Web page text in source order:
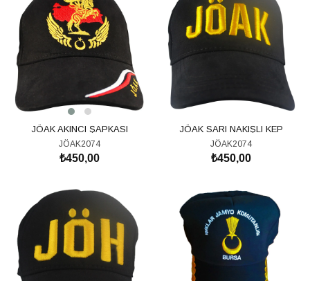
JÖAK AKINCI ŞAPKASI
JÖAK2074
₺450,00
JÖAK SARI NAKIŞLI KEP
JÖAK2074
₺450,00